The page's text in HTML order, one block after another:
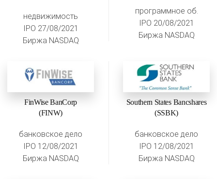
недвижимость
IPO 27/08/2021
Биржа NASDAQ
программное об.
IPO 20/08/2021
Биржа NASDAQ
FinWise BanCorp
(FINW)
банковское дело
IPO 12/08/2021
Биржа NASDAQ
Southern States Bancshares
(SSBK)
банковское дело
IPO 12/08/2021
Биржа NASDAQ